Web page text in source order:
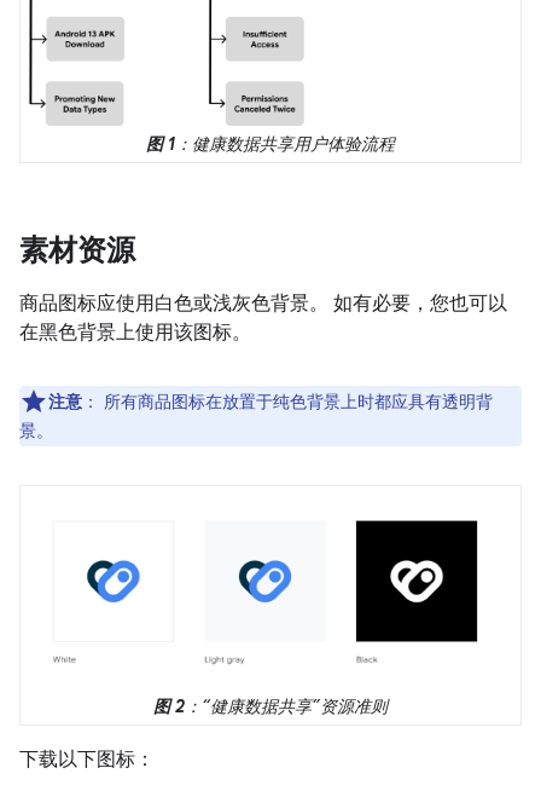
图 1 ：健康数据共享用户体验流程
素材资源
商品图标应使用白色或浅灰色背景。 如有必要，您也可以
在黑色背景上使用该图标。
注意 ：
所有商品图标在放置于纯色背景上时都应具有透明背
景。
图 2 ：“健康数据共享”资源准则
下载以下图标：